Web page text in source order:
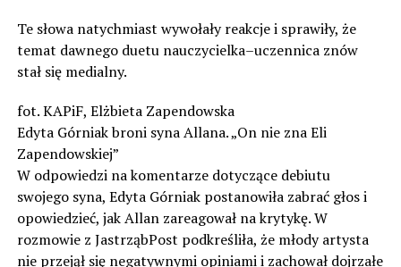
Te słowa natychmiast wywołały reakcje i sprawiły, że
temat dawnego duetu nauczycielka–uczennica znów
stał się medialny.
fot. KAPiF, Elżbieta Zapendowska
Edyta Górniak broni syna Allana. „On nie zna Eli
Zapendowskiej”
W odpowiedzi na komentarze dotyczące debiutu
swojego syna, Edyta Górniak postanowiła zabrać głos i
opowiedzieć, jak Allan zareagował na krytykę. W
rozmowie z JastrząbPost podkreśliła, że młody artysta
nie przejął się negatywnymi opiniami i zachował dojrzałe